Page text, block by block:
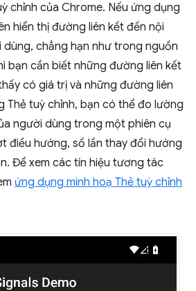
chỉnh của Chrome. Nếu ứng dụng
hiển thị đường liên kết đến nội
chẳng hạn như trong nguồn
bạn cần biết những đường liên kết
có giá trị và những đường liên
Thẻ tuỳ chỉnh, bạn có thể đo lường
người dùng trong một phiên cụ
điều hướng, số lần thay đổi hướng
Để xem các tín hiệu tương tác
ứng dụng minh hoạ Thẻ tuỳ chỉnh